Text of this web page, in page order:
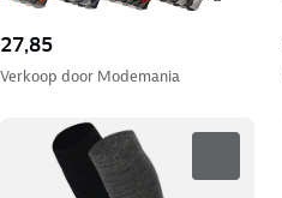
27,85
Verkoop door Modemania